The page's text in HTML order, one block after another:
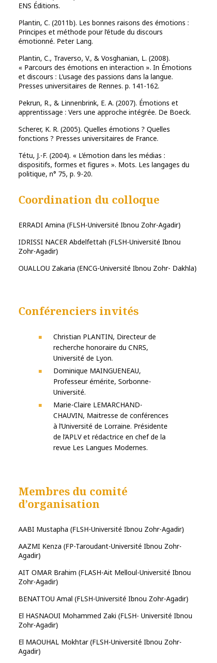
ENS Éditions.
Plantin, C. (2011b). Les bonnes raisons des émotions :
Principes et méthode pour l’étude du discours
émotionné. Peter Lang.
Plantin, C., Traverso, V., & Vosghanian, L. (2008).
« Parcours des émotions en interaction ». In Émotions
et discours : L’usage des passions dans la langue.
Presses universitaires de Rennes. p. 141-162.
Pekrun, R., & Linnenbrink, E. A. (2007). Émotions et
apprentissage : Vers une approche intégrée. De Boeck.
Scherer, K. R. (2005). Quelles émotions ? Quelles
fonctions ? Presses universitaires de France.
Tétu, J.-F. (2004). « L’émotion dans les médias :
dispositifs, formes et figures ». Mots. Les langages du
politique, n° 75, p. 9-20.
Coordination du colloque
ERRADI Amina (FLSH-Université Ibnou Zohr-Agadir)
IDRISSI NACER Abdelfettah (FLSH-Université Ibnou
Zohr-Agadir)
OUALLOU Zakaria (ENCG-Université Ibnou Zohr- Dakhla)
Conférenciers invités
Christian PLANTIN, Directeur de
recherche honoraire du CNRS,
Université de Lyon.
Dominique MAINGUENEAU,
Professeur émérite, Sorbonne-
Université.
Marie-Claire LEMARCHAND-
CHAUVIN, Maitresse de conférences
à l’Université de Lorraine. Présidente
de l’APLV et rédactrice en chef de la
revue Les Langues Modernes.
Membres du comité
d’organisation
AABI Mustapha (FLSH-Université Ibnou Zohr-Agadir)
AAZMI Kenza (FP-Taroudant-Université Ibnou Zohr-
Agadir)
AIT OMAR Brahim (FLASH-Ait Melloul-Université Ibnou
Zohr-Agadir)
BENATTOU Amal (FLSH-Université Ibnou Zohr-Agadir)
El HASNAOUI Mohammed Zaki (FLSH- Université Ibnou
Zohr-Agadir)
El MAOUHAL Mokhtar (FLSH-Université Ibnou Zohr-
Agadir)